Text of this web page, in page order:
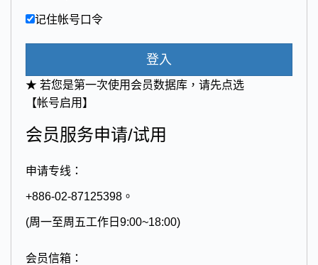
记住帐号口令
登入
★ 若您是第一次使用会员数据库，请先点选
【帐号启用】
会员服务申请/试用
申请专线：
+886-02-87125398。
(周一至周五工作日9:00~18:00)
会员信箱：